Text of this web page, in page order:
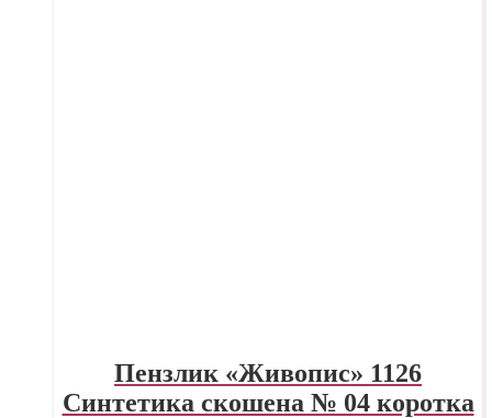
Пензлик «Живопис» 1126
Синтетика скошена № 04 коротка